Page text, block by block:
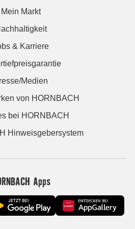
Mein Markt
& Karriere
Medien
von HORNBACH
bei HORNBACH
Hinweisgebersystem
Apps